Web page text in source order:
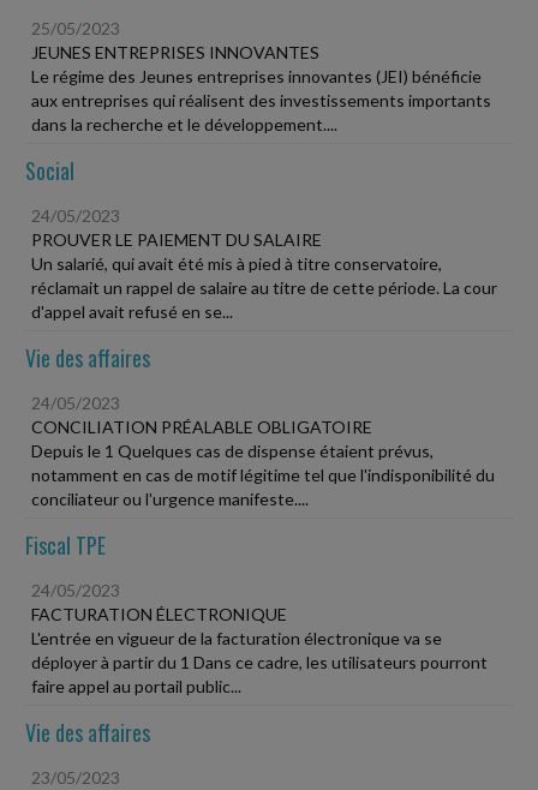
25/05/2023
JEUNES ENTREPRISES INNOVANTES
Le régime des Jeunes entreprises innovantes (JEI) bénéficie
aux entreprises qui réalisent des investissements importants
dans la recherche et le développement....
Social
24/05/2023
PROUVER LE PAIEMENT DU SALAIRE
Un salarié, qui avait été mis à pied à titre conservatoire,
réclamait un rappel de salaire au titre de cette période. La cour
d'appel avait refusé en se...
Vie des affaires
24/05/2023
CONCILIATION PRÉALABLE OBLIGATOIRE
Depuis le 1 Quelques cas de dispense étaient prévus,
notamment en cas de motif légitime tel que l'indisponibilité du
conciliateur ou l'urgence manifeste....
Fiscal TPE
24/05/2023
FACTURATION ÉLECTRONIQUE
L'entrée en vigueur de la facturation électronique va se
déployer à partir du 1 Dans ce cadre, les utilisateurs pourront
faire appel au portail public...
Vie des affaires
23/05/2023